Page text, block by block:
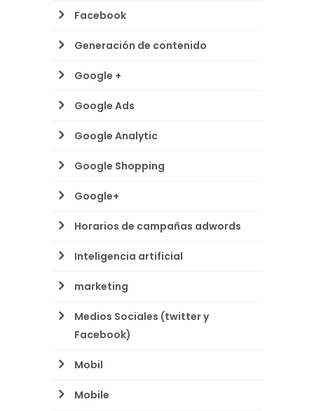
Facebook
Generación de contenido
Google +
Google Ads
Google Analytic
Google Shopping
Google+
Horarios de campañas adwords
Inteligencia artificial
marketing
Medios Sociales (twitter y
Facebook)
Mobil
Mobile